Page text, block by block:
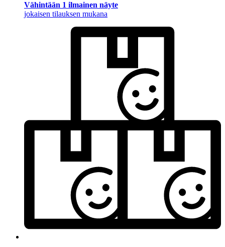
Vähintään 1 ilmainen näyte
jokaisen tilauksen mukana